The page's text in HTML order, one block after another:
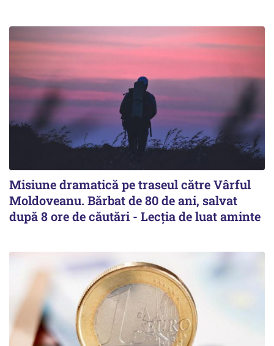
Misiune dramatică pe traseul către Vârful
Moldoveanu. Bărbat de 80 de ani, salvat
după 8 ore de căutări - Lecția de luat aminte